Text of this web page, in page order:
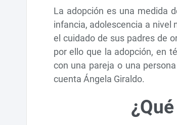
La adopción es una medida
infancia, adolescencia a nivel
el cuidado de sus padres de
por ello que la adopción, en
con una pareja o una
cuenta Ángela Giraldo.